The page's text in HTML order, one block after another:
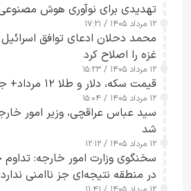
تهدیدی برای نوآوری هوش
۱۲ مرداد ۱۴۰۵ / ۱۷:۲۱
محمد دحلان ادعای توافق
غزه را اصلاح کرد
۱۲ مرداد ۱۴۰۵ / ۱۵:۲۳
قیمت سکه، دلار و طلا ۱۲ مرداد+ جدول
۱۲ مرداد ۱۴۰۵ / ۱۵:۰۴
سید عباس عراقچی، وزیر امور
شد
۱۲ مرداد ۱۴۰۵ / ۱۲:۱۲
سخنگوی وزارت امور خارجه:
در منطقه نتیجه‌ای جز ناامنی